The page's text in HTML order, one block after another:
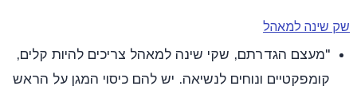
שק שינה למאהל
"מעצם הגדרתם, שקי שינה למאהל צריכים להיות קלים,
קומפקטיים ונוחים לנשיאה. יש להם כיסוי המגן על הראש